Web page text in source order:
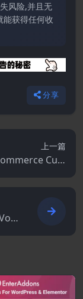
风险,并且无
能获得任何收
分享
上一篇
Cust
Addons 5.3.0